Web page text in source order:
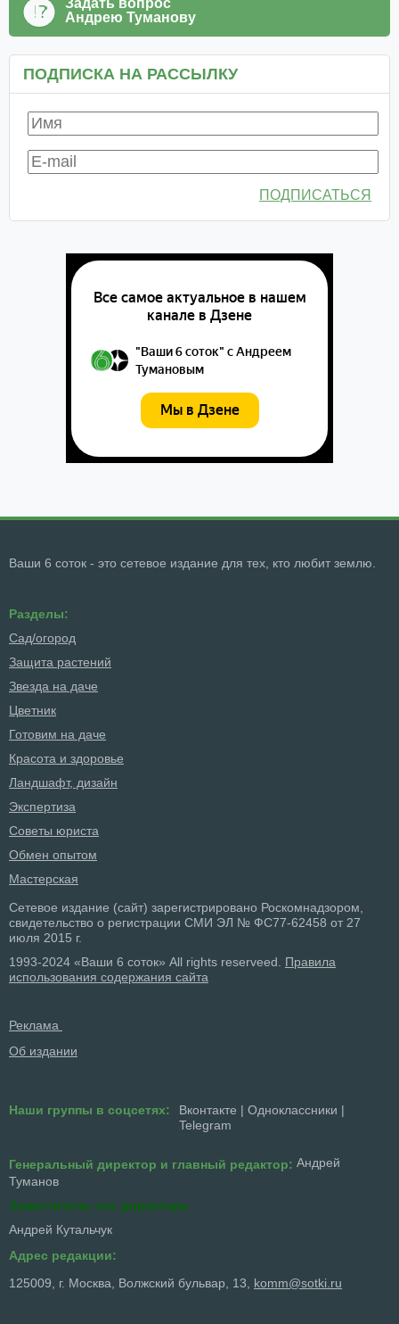
Задать вопрос
Андрею Туманову
ПОДПИСКА НА РАССЫЛКУ
ПОДПИСАТЬСЯ
Ваши 6 соток - это сетевое издание для тех, кто любит землю.
Разделы:
Сад/огород
Защита растений
Звезда на даче
Цветник
Готовим на даче
Красота и здоровье
Ландшафт, дизайн
Экспертиза
Советы юриста
Обмен опытом
Мастерская
Сетевое издание (сайт) зарегистрировано Роскомнадзором,
свидетельство о регистрации СМИ ЭЛ № ФС77-62458 от 27
июля 2015 г.
1993-2024 «Ваши 6 соток» All rights reserveed. Правила
использования содержания сайта
Реклама
Об издании
Наши группы в соцсетях: Вконтакте | Одноклассники |
Telegram
Генеральный директор и главный редактор: Андрей
Туманов
Заместитель ген. директора
Андрей Кутальчук
Адрес редакции:
125009, г. Москва, Волжский бульвар, 13, komm@sotki.ru